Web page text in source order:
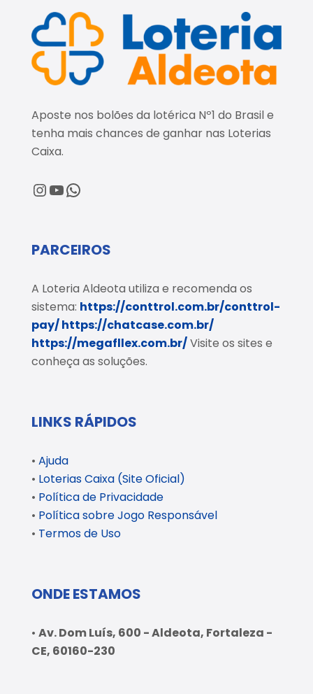
Aposte nos bolões da lotérica Nº1 do Brasil e
tenha mais chances de ganhar nas Loterias
Caixa.
@loteriaaldeota
@loteriaaldeota
Central de Atendimento
PARCEIROS
A Loteria Aldeota utiliza e recomenda os
sistema: https://conttrol.com.br/conttrol-
pay/https://chatcase.com.br/
https://megafllex.com.br/Visite os sites e
conheça as soluções.
LINKS RÁPIDOS
• Ajuda
• Loterias Caixa (Site Oficial)
• Política de Privacidade
• Política sobre Jogo Responsável
• Termos de Uso
ONDE ESTAMOS
• Av. Dom Luís, 600 - Aldeota, Fortaleza -
CE, 60160-230